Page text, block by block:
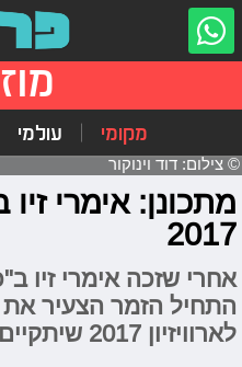
מקומי עולמי
© צילום: דוד וינוקור
מתכונן: אימרי זיו
2017
אחרי שזכה אימרי זיו
התחיל הזמר הצעיר
לארוויזיון 2017 שיתקיים בקייב שבאוקראינה.